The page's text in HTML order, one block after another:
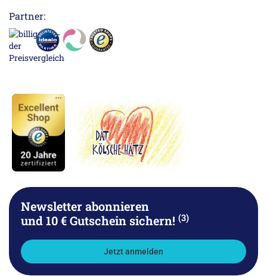
Partner:
Newsletter abonnieren
und 10 € Gutschein sichern! (3)
Jetzt anmelden